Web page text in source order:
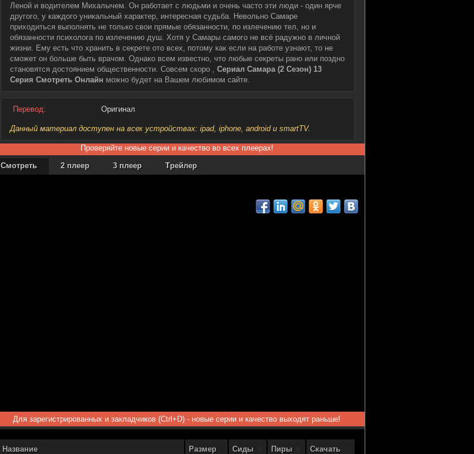
Леной и водителем Михалычем. Он работает с людьми и очень часто эти люди - один ярче
другого, у каждого уникальный характер, интересная судьба. Невольно Самаре
приходиться выполнять не только свои прямые обязанности, по излечению тел, но и
обязанности психолога по излечению душ. Хотя у Самары самого не всё радужно в личной
жизни. Ему есть что хранить в секрете ото всех, потому как если на работе узнают, то не
сможет он больше быть врачом. Однако всем известно, что любые секреты рано или поздно
становятся достоянием общественности. Совсем скоро , Сериал Самара (2 Сезон) 13
Серия Смотреть Онлайн можно будет на Вашем любимом сайте.
Перевод: Оригинал
Данный материал доступен на всех устройствах: ipad, iphone, android и smartTV.
Проверяйте новые серии и качество во всех плеерах!
Смотреть
2 плеер 3 плеер Трейлер
Для зарегистрированных и закладчиков (Ctrl+D) - новые серии и качество выходят раньше!
Название Размер Сиды Пиры Скачать